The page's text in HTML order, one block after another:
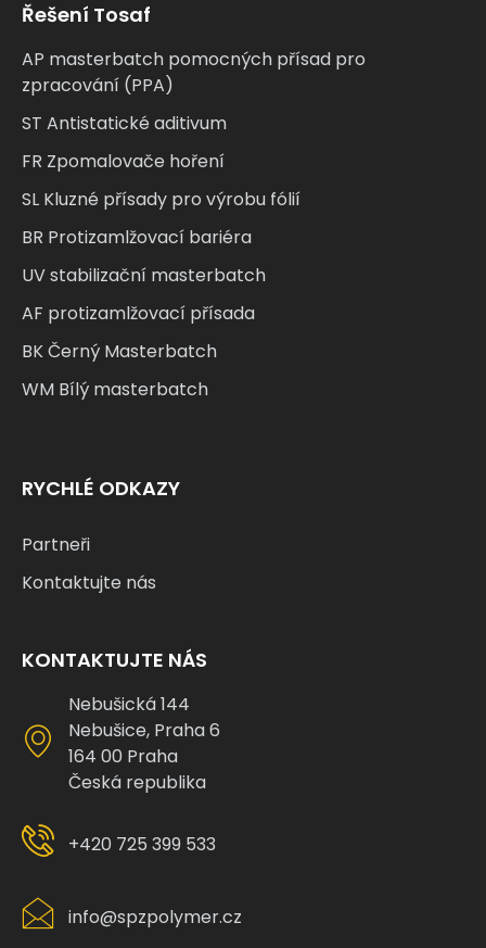
Řešení Tosaf
AP masterbatch pomocných přísad pro
zpracování (PPA)
ST Antistatické aditivum
FR Zpomalovače hoření
SL Kluzné přísady pro výrobu fólií
BR Protizamlžovací bariéra
UV stabilizační masterbatch
AF protizamlžovací přísada
BK Černý Masterbatch
WM Bílý masterbatch
RYCHLÉ ODKAZY
Partneři
Kontaktujte nás
KONTAKTUJTE NÁS
Nebušická 144
Nebušice, Praha 6
164 00 Praha
Česká republika
+420 725 399 533
info@spzpolymer.cz